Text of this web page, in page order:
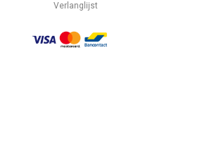
Verlanglijst